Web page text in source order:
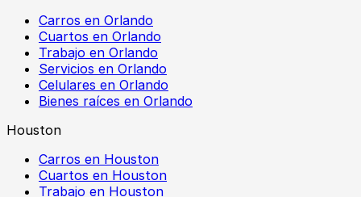
Carros en Orlando
Cuartos en Orlando
Trabajo en Orlando
Servicios en Orlando
Celulares en Orlando
Bienes raíces en Orlando
Houston
Carros en Houston
Cuartos en Houston
Trabajo en Houston